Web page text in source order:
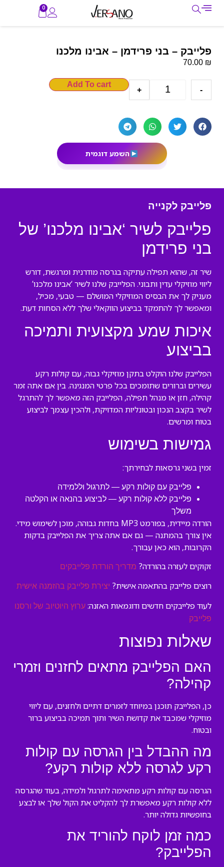
0
פלייבק – בני פרידמן – אבינו מלכנו
70.00 ₪
-
+
Add To cart
השמע דוגמית
פלייבק לקנייה
פלייבק לשיר ‘אבינו מלכנו’ של
בני פרידמן
שיר זה, שהוא תפילה עתיקה בגרסה מודרנית ומרגשת, דורש
ליווי מוזיקלי עדין ותבוני. הפלייבק שלנו לשיר ‘אבינו מלכנו’
מעניק לך את הבסיס המוזיקלי המושלם — טבעי, מכיל,
ומאפשר לך להתמקד בביצוע הווקאלי שלך ללא הסחות דעת.
איכות שמע מקצועית ותמיכה
בביצוע
הפלייבק שלנו הוקלט בתקן מוזיקלי גבוה, עם קולות רקע
עשירים וברורים שתומכים בכל פרטי המנגינה. בין אם אתה זמר
קהילה, חזן או מנהל תפילה, הפלייבק הזה מאפשר לך להתרגל
לשיר בקצב הנכון ובטונליות המדויקת, ולהכין עצמך לביצוע
בטוח ומרשים.
גמישות בשימוש
זמין בשני גרסאות לבחירתך:
פלייבק עם קולות רקע — לתרגול וללמידה
פלייבק ללא קולות רקע — לביצוע בהנאה או הקלטה
משלך
הורדה מיידית, בפורמט MP3 בחדות גבוהה, מוכן לשימוש מידי.
אין צורך בהמתנה — גם אם אתה צריך את הפלייבק בדקות
הקרובות, הוא כאן עבורך.
זקוקים לעזרה בהורדה? מדריך הורדת פלייבקים
רוצים פלייבק בהתאמה אישית? יצירת פלייבק בהזמנה אישית
לעוד פלייבקים חדשים ודוגמאות האזנה: ערוץ היוטיוב של ורסנו
פלייבק
שאלות נפוצות
האם הפלייבק מתאים לחזנים וזמרי
קהילה?
כן, הפלייבק תוכנן במיוחד לזמרים דתיים ולחזנים, עם ליווי
מוזיקלי שמכבד את קדושת השיר ותוך תמיכה בביצוע ברור
ובטוח.
מה ההבדל בין הגרסה עם קולות
רקע לגרסה ללא קולות רקע?
הגרסה עם קולות רקע מתאימה לתרגול ולמידה, בעוד שהגרסה
ללא קולות רקע מאפשרת לך להקליט את הקול שלך או לבצע
בחופשיות גדולה יותר.
כמה זמן לוקח להוריד את
הפלייבק?